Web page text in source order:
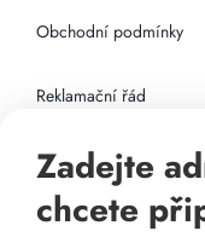
Obchodní podmínky
Reklamační řád
Připojení k internetu
Odkazy
Zadejte
chcete